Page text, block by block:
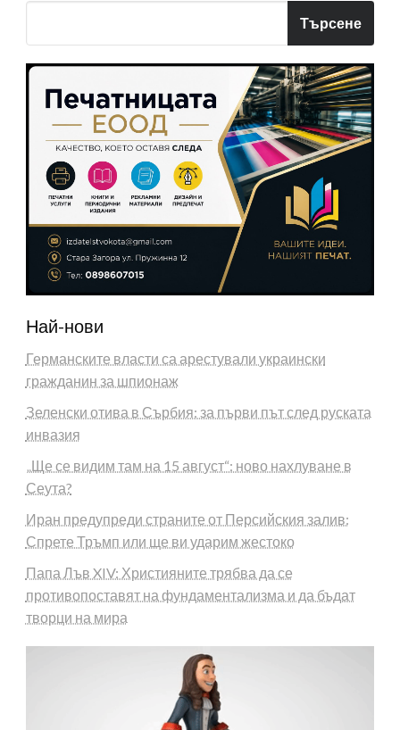
Търсене
Най-нови
Германските власти са арестували украински
гражданин за шпионаж
Зеленски отива в Сърбия: за първи път след руската
инвазия
„Ще се видим там на 15 август“: ново нахлуване в
Сеута?
Иран предупреди страните от Персийския залив:
Спрете Тръмп или ще ви ударим жестоко
Папа Лъв XIV: Християните трябва да се
противопоставят на фундаментализма и да бъдат
творци на мира